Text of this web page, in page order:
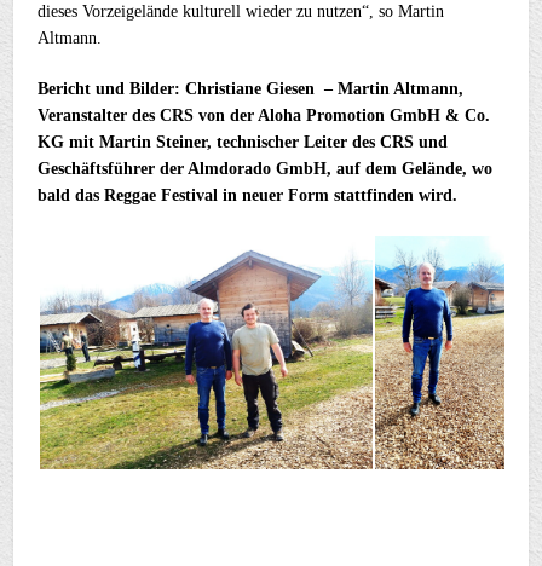
dieses Vorzeigelände kulturell wieder zu nutzen“, so Martin
Altmann.
Bericht und Bilder: Christiane Giesen – Martin Altmann,
Veranstalter des CRS von der Aloha Promotion GmbH & Co.
KG mit Martin Steiner, technischer Leiter des CRS und
Geschäftsführer der Almdorado GmbH, auf dem Gelände, wo
bald das Reggae Festival in neuer Form stattfinden wird.